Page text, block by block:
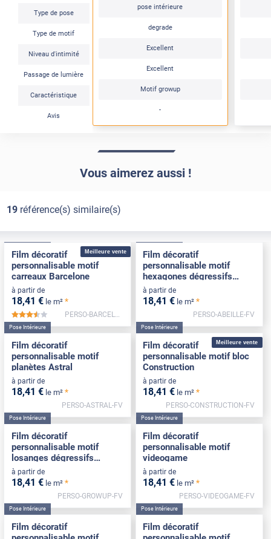
Type de pose
Type de motif
Niveau d'intimité
Passage de lumière
Caractéristique
Avis
pose intérieure
degrade
Excellent
Excellent
Motif growup
-
Vous aimerez aussi !
19référence(s) similaire(s)
Meilleure vente
Film décoratif
personnalisable motif
carreaux Barcelone
à partir de
18,41 € le m² *
*****
PERSO-BARCELONE-FV
Film décoratif
personnalisable motif
hexagones dégressifs
Abeille
à partir de
18,41 € le m² *
PERSO-ABEILLE-FV
Pose Intérieure
Film décoratif
personnalisable motif
planètes Astral
à partir de
18,41 € le m² *
PERSO-ASTRAL-FV
Meilleure vente
Pose Intérieure
Film décoratif
personnalisable motif bloc
Construction
à partir de
18,41 € le m² *
PERSO-CONSTRUCTION-FV
Pose Intérieure
Film décoratif
personnalisable motif
losanges dégressifs
Growup
à partir de
18,41 € le m² *
PERSO-GROWUP-FV
Pose Intérieure
Film décoratif
personnalisable motif
videogame
à partir de
18,41 € le m² *
PERSO-VIDEOGAME-FV
Pose Intérieure
Film décoratif
Pose Intérieure
Film décoratif